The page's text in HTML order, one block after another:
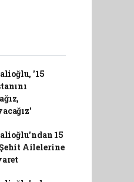
'15
15
Ailelerine